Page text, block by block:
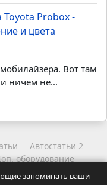
Toyota Probox -
и цвета
Вот там
ничем не...
Автостатьи 2
оборудование
запоминать ваши